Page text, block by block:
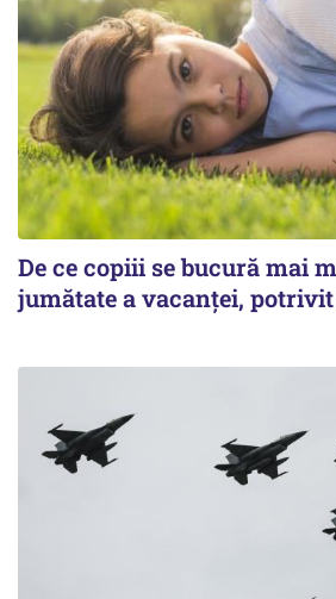
De ce copiii se bucură mai
jumătate a vacanței,